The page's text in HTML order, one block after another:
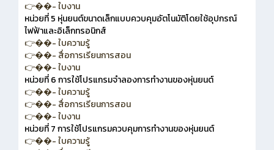
👉��- ใบงาน
หน่วยที่ 5 หุ่นยนต์ขนาดเล็กแบบควบคุมอัตโนมัติโดยใช้อุปกรณ์
ไฟฟ้าและอิเล็กทรอนิกส์
👉��- ใบความรู้
👉��- สื่อการเรียนการสอน
👉��- ใบงาน
หน่วยที่ 6 การใช้โปรแกรมจำลองการทำงานของหุ่นยนต์
👉��- ใบความรู้
👉��- สื่อการเรียนการสอน
👉��- ใบงาน
หน่วยที่ 7 การใช้โปรแกรมควบคุมการทำงานของหุ่นยนต์
👉��- ใบความรู้